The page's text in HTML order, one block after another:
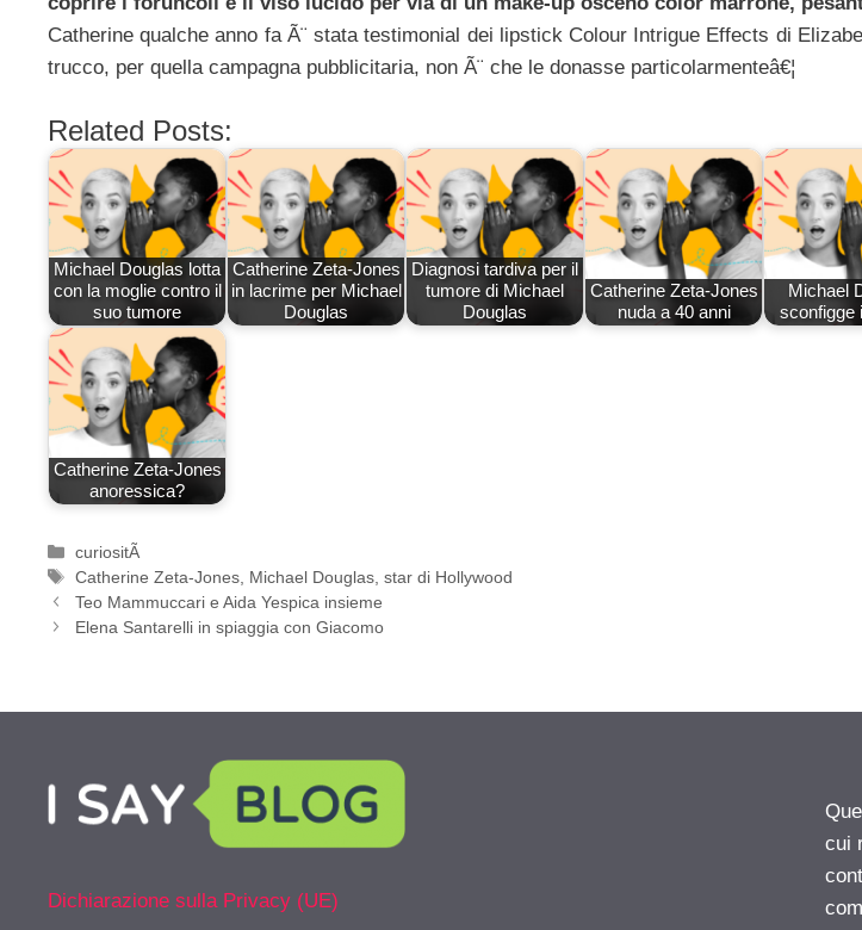
Catherine qualche anno fa Ã¨ stata testimonial dei lipstick Colour Intrigue Effects di
trucco, per quella campagna pubblicitaria, non Ã¨ che le donasse particolarmenteâ€¦
Related Posts:
Michael Douglas lotta
con la moglie contro il
suo tumore
Catherine Zeta-Jones
in lacrime per Michael
Douglas
Diagnosi tardiva per il
tumore di Michael
Douglas
Catherine Zeta-Jones
nuda a 40 anni
Michael
sconfigge
Catherine Zeta-Jones
anoressica?
Categorie
curiositÃ
Tag
Catherine Zeta-Jones Michael Douglas ,star di Hollywood
Teo Mammuccari e Aida Yespica insieme
Elena Santarelli in spiaggia con Giacomo
Dichiarazione sulla Privacy (UE)
cui